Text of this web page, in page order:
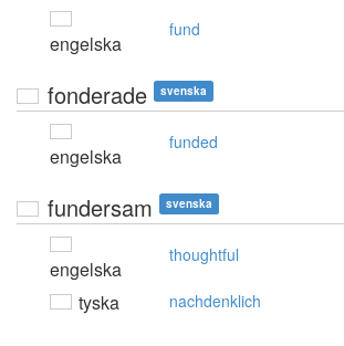
engelska
fund
fonderade svenska
engelska
funded
fundersam svenska
engelska
thoughtful
tyska nachdenklich